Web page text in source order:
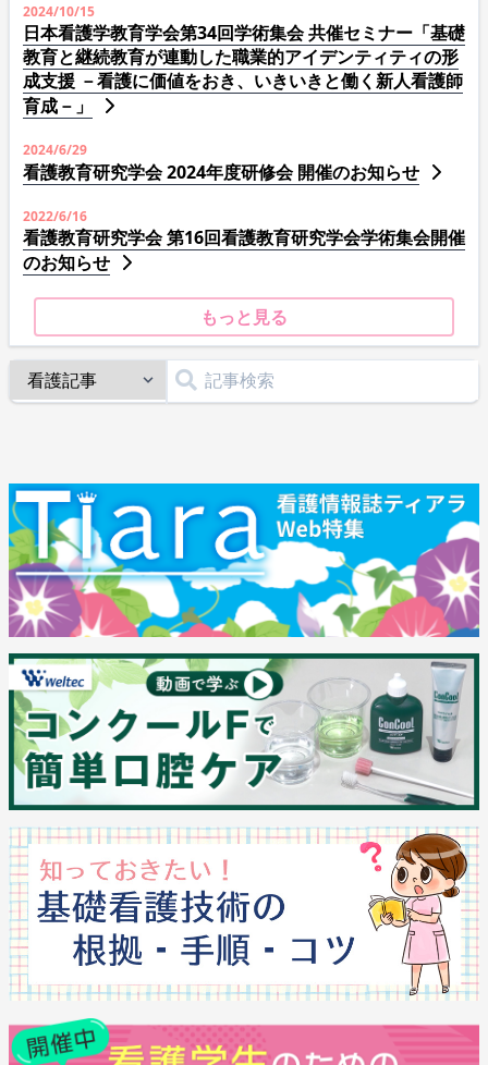
2024/10/15
日本看護学教育学会第34回学術集会 共催セミナー「基礎
教育と継続教育が連動した職業的アイデンティティの形
成支援 －看護に価値をおき、いきいきと働く新人看護師
育成－」
2024/6/29
看護教育研究学会 2024年度研修会 開催のお知らせ
2022/6/16
看護教育研究学会 第16回看護教育研究学会学術集会開催
のお知らせ
もっと見る